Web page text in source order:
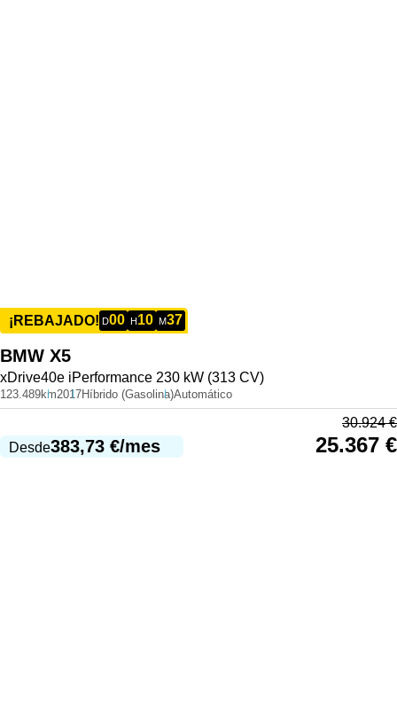
¡REBAJADO! D00 H 10 M37
BMW X5
xDrive40e iPerformance 230 kW (313 CV)
123.489km2017Híbrido (Gasolina)Automático
Desde383,73 €/mes
30.924€
25.367 €